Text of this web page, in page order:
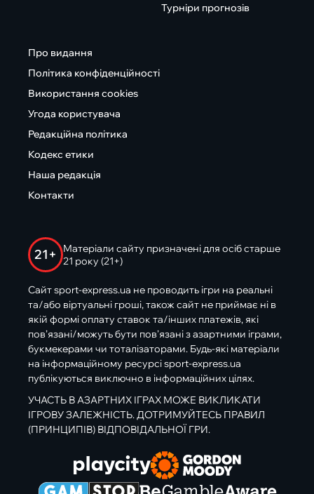
Турніри прогнозів
Про видання
Політика конфіденційності
Використання cookies
Угода користувача
Редакційна політика
Кодекс етики
Наша редакція
Контакти
21+
Матеріали сайту призначені для осіб старше
21 року (21+)
Сайт sport-express.ua не проводить ігри на реальні
та/або віртуальні гроші, також сайт не приймає ні в
якій формі оплату ставок та/інших платежів, які
пов’язані/можуть бути пов’язані з азартними іграми,
букмекерами чи тоталізаторами. Будь-які матеріали
на інформаційному ресурсі sport-express.ua
публікуються виключно в інформаційних цілях.
УЧАСТЬ В АЗАРТНИХ ІГРАХ МОЖЕ ВИКЛИКАТИ
ІГРОВУ ЗАЛЕЖНІСТЬ. ДОТРИМУЙТЕСЬ ПРАВИЛ
(ПРИНЦИПІВ) ВІДПОВІДАЛЬНОЇ ГРИ.